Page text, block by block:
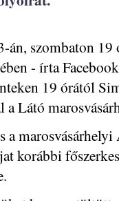
án, szombaton
- írta
19 órától
a Látó
korábbi